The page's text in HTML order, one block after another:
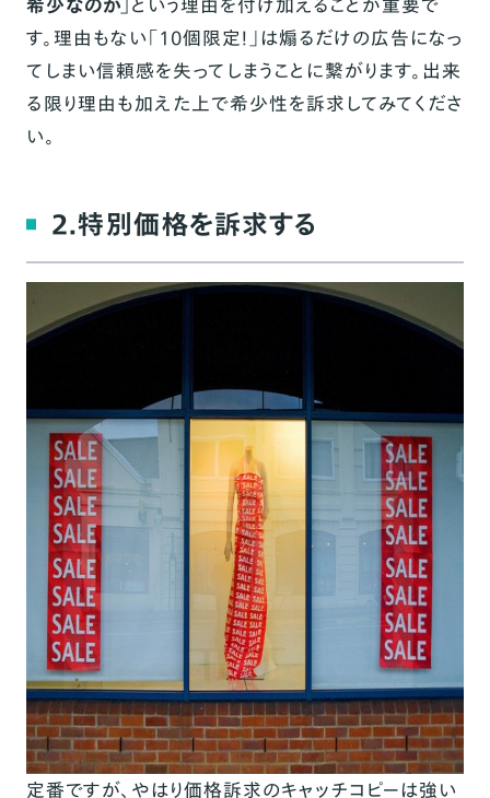
す。理由もない「10個限定！」は煽るだけの広告になっ
てしまい信頼感を失ってしまうことに繋がります。出来
る限り理由も加えた上で希少性を訴求してみてくださ
い。
2.特別価格を訴求する
定番ですが、やはり価格訴求のキャッチコピーは強い